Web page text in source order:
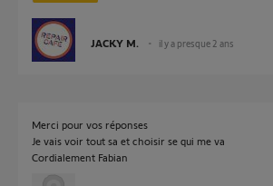
JACKY M. il y a presque 2 ans
Merci pour vos réponses
Je vais voir tout sa et choisir se qui me va
Cordialement Fabian